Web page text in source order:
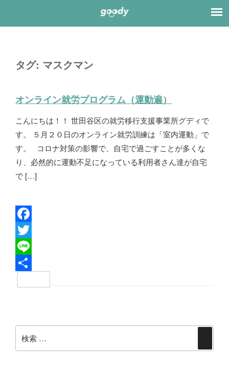
タグ: マスクマン
オンライン就労プログラム（運動遍）
こんにちは！！ 世田谷区の就労移行支援事業所グディで
す。 ５月２０日のオンライン就労訓練は「室内運動」で
す。 コロナ対策の影響で、自宅で過ごすことが多くな
り、必然的に運動不足になっている利用者さん達が自宅
で […]
F
a
c
e
o
T
w
i
e
L
i
ナ
ビ
索:
索